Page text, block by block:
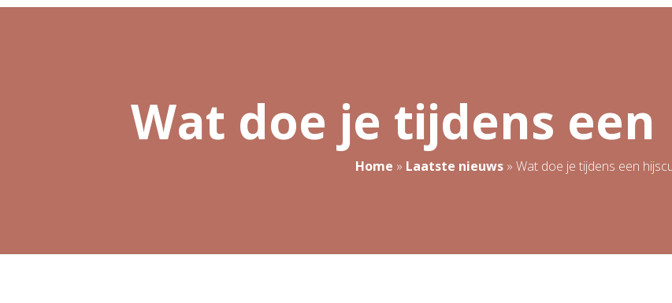
Wat doe je tijdens een
Home » Laatste nieuws » Wat doe je tijdens een